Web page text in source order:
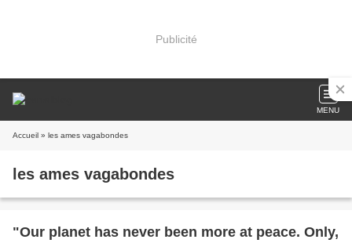
Publicité
MENU
Accueil » les ames vagabondes
les ames vagabondes
"Our planet has never been more at peace. Only,